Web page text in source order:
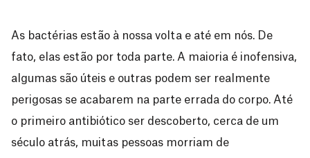
As bactérias estão à nossa volta e até em nós. De
fato, elas estão por toda parte. A maioria é inofensiva,
algumas são úteis e outras podem ser realmente
perigosas se acabarem na parte errada do corpo. Até
o primeiro antibiótico ser descoberto, cerca de um
século atrás, muitas pessoas morriam de